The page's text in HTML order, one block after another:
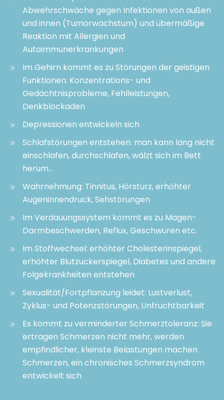
Abwehrschwäche gegen Infektionen von außen
und innen (Tumorwachstum) und übermäßige
Reaktion mit Allergien und
Autoimmunerkrankungen
Im Gehirn kommt es zu Störungen der geistigen
Funktionen: Konzentrations- und
Gedächtnisprobleme, Fehlleistungen,
Denkblockaden
Depressionen entwickeln sich
Schlafstörungen entstehen: man kann lang nicht
einschlafen, durchschlafen, wälzt sich im Bett
herum…
Wahrnehmung: Tinnitus, Hörsturz, erhöhter
Augeninnendruck, Sehstörungen
Im Verdauungssystem kommt es zu Magen-
Darmbeschwerden, Reflux, Geschwüren etc.
Im Stoffwechsel: erhöhter Cholesterinspiegel,
erhöhter Blutzuckerspiegel, Diabetes und andere
Folgekrankheiten entstehen
Sexualität/Fortpflanzung leidet: Lustverlust,
Zyklus- und Potenzstörungen, Unfruchtbarkeit
Es kommt zu verminderter Schmerztoleranz: Sie
ertragen Schmerzen nicht mehr, werden
empfindlicher, kleinste Belastungen machen
Schmerzen, ein chronisches Schmerzsyndrom
entwickelt sich